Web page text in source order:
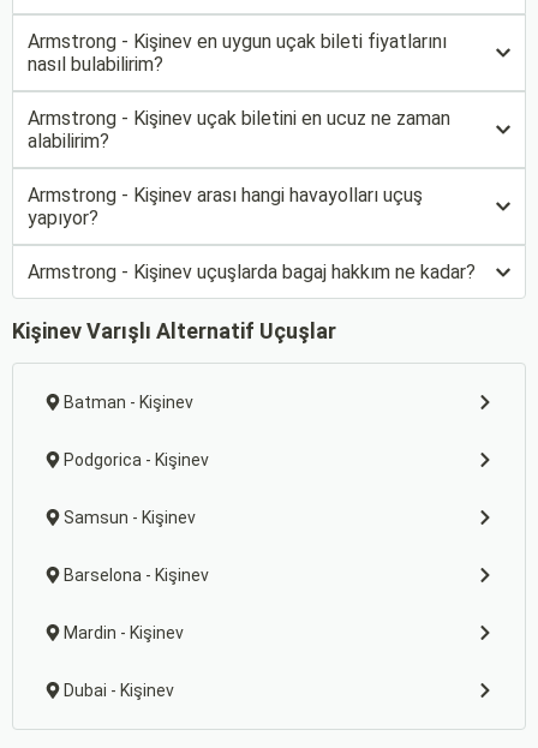
Armstrong - Kişinev en uygun uçak bileti fiyatlarını
nasıl bulabilirim?
Armstrong - Kişinev uçak biletini en ucuz ne zaman
alabilirim?
Armstrong - Kişinev arası hangi havayolları uçuş
yapıyor?
Armstrong - Kişinev uçuşlarda bagaj hakkım ne kadar?
Kişinev Varışlı Alternatif Uçuşlar
Batman - Kişinev
Podgorica - Kişinev
Samsun - Kişinev
Barselona - Kişinev
Mardin - Kişinev
Dubai - Kişinev